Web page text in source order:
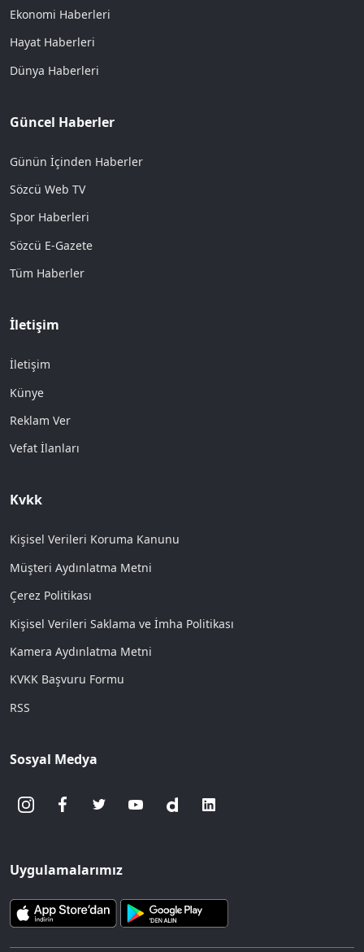
Ekonomi Haberleri
Hayat Haberleri
Dünya Haberleri
Güncel Haberler
Günün İçinden Haberler
Sözcü Web TV
Spor Haberleri
Sözcü E-Gazete
Tüm Haberler
İletişim
İletişim
Künye
Reklam Ver
Vefat İlanları
Kvkk
Kişisel Verileri Koruma Kanunu
Müşteri Aydınlatma Metni
Çerez Politikası
Kişisel Verileri Saklama ve İmha Politikası
Kamera Aydınlatma Metni
KVKK Başvuru Formu
RSS
Sosyal Medya
Uygulamalarımız